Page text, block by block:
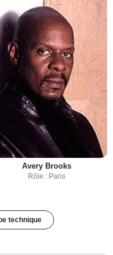
Avery Brooks
Rôle : Paris
technique